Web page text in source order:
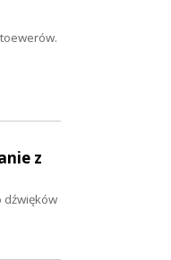
z
dźwięków